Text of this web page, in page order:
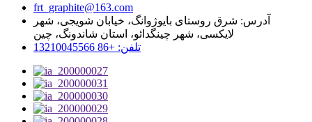
frt_graphite@163.com
آدرس: شرق روستای بایوژوانگ، خیابان شویجی، شهر
لایکسی، شهر چینگدائو، استان شاندونگ، چین
تلفن: +86 13210045566